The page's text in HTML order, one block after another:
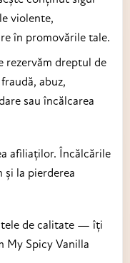
violente,
în promovările tale.
rezervăm dreptul de
abuz,
sau încălcarea
afiliaților. Încălcările
și la pierderea
de calitate — îți
My Spicy Vanilla